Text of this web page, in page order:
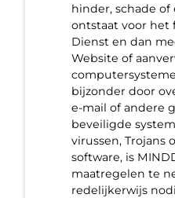
hinder, schade of
ontstaat voor het
Dienst en dan
Website of
bijzonder door
e-mail of andere
beveiligde
virussen, Trojans
software, is
maatregelen te
redelijkerwijs